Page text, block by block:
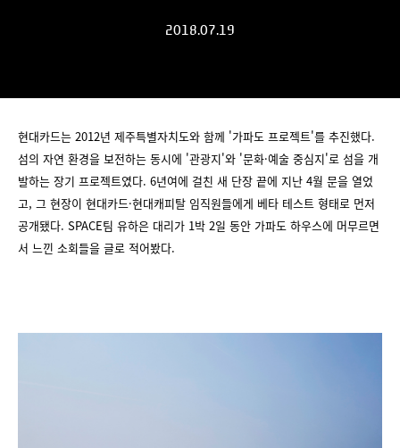
2018.07.19
현대카드는 2012년 제주특별자치도와 함께 '가파도 프로젝트'를 추진했다.
섬의 자연 환경을 보전하는 동시에 '관광지'와 '문화·예술 중심지'로 섬을 개
발하는 장기 프로젝트였다. 6년여에 걸친 새 단장 끝에 지난 4월 문을 열었
고, 그 현장이 현대카드·현대캐피탈 임직원들에게 베타 테스트 형태로 먼저
공개됐다. SPACE팀 유하은 대리가 1박 2일 동안 가파도 하우스에 머무르면
서 느낀 소회들을 글로 적어봤다.